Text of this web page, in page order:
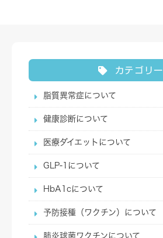
カテゴリー
脂質異常症について
健康診断について
医療ダイエットについて
GLP-1について
HbA1cについて
予防接種（ワクチン）について
肺炎球菌ワクチンについて